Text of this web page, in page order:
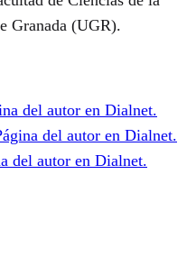
Granada (UGR).
del autor en Dialnet.
del autor en Dialnet.
del autor en Dialnet.